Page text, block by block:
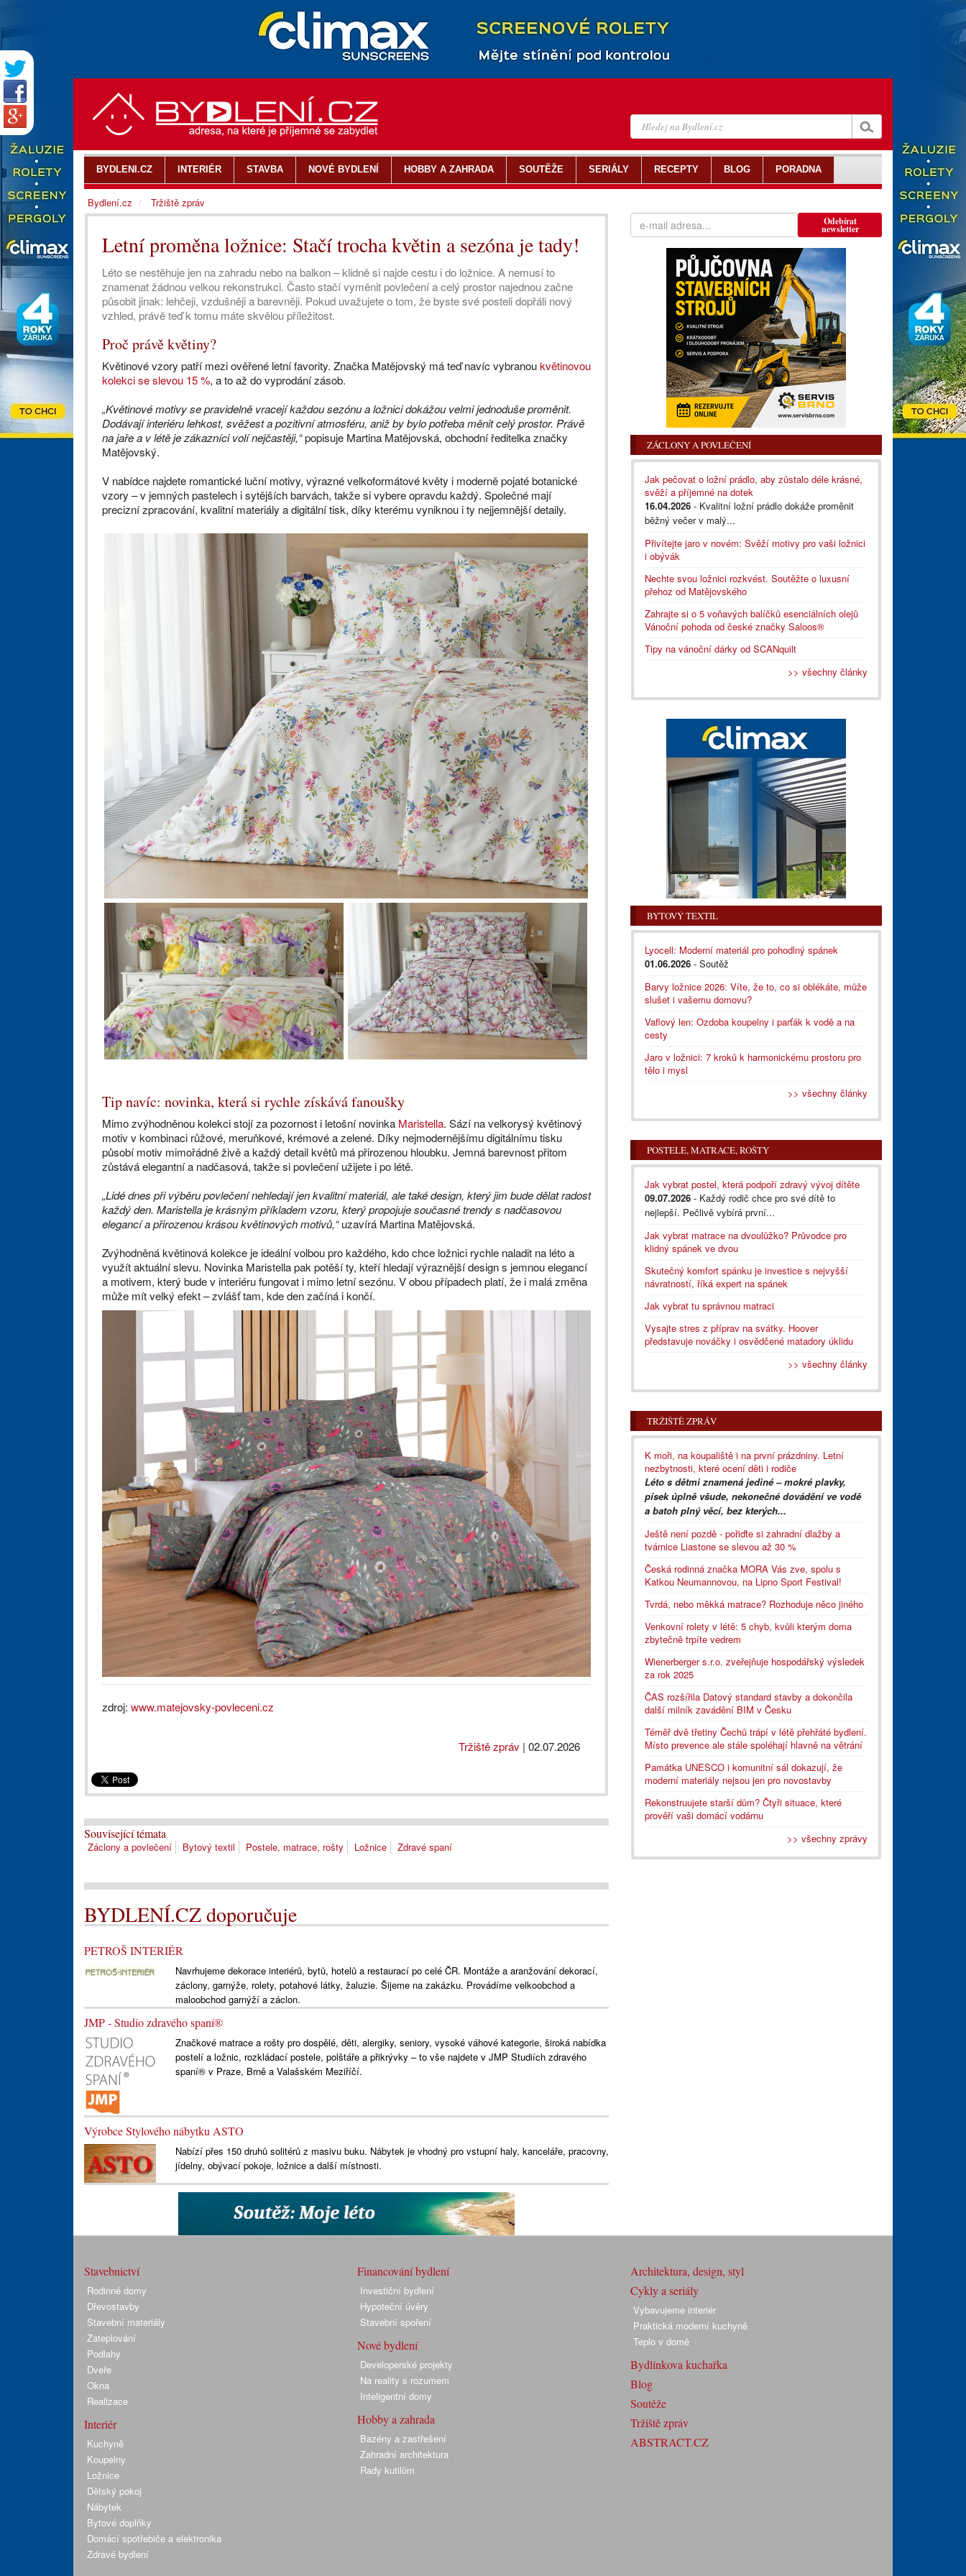
Letní proměna ložnice: Stačí trocha květin a sezóna je tady!
Léto se nestěhuje jen na zahradu nebo na balkon – klidně si najde cestu i do ložnice. A nemusí to
znamenat žádnou velkou rekonstrukci. Často stačí vyměnit povlečení a celý prostor najednou začne
působit jinak: lehčeji, vzdušněji a barevněji. Pokud uvažujete o tom, že byste své posteli dopřáli nový
vzhled, právě teď k tomu máte skvělou příležitost.
Proč právě květiny?
Květinové vzory patří mezi ověřené letní favority. Značka Matějovský má teď navíc vybranoukvětinovou
kolekci se slevou 15 %, a to až do vyprodání zásob.
„Květinové motivy se pravidelně vracejí každou sezónu a ložnici dokážou velmi jednoduše proměnit.
Dodávají interiéru lehkost, svěžest a pozitivní atmosféru, aniž by bylo potřeba měnit celý prostor. Právě
na jaře a v létě je zákazníci volí nejčastěji,“popisuje Martina Matějovská, obchodní ředitelka značky
Matějovský.
V nabídce najdete romantické luční motivy, výrazné velkoformátové květy i moderně pojaté botanické
vzory – v jemných pastelech i sytějších barvách, takže si vybere opravdu každý. Společné mají
precizní zpracování, kvalitní materiály a digitální tisk, díky kterému vyniknou i ty nejjemnější detaily.
Tip navíc: novinka, která si rychle získává fanoušky
Mimo zvýhodněnou kolekci stojí za pozornost i letošní novinka Maristella. Sází na velkorysý květinový
motiv v kombinaci růžové, meruňkové, krémové a zelené. Díky nejmodernějšímu digitálnímu tisku
působí motiv mimořádně živě a každý detail květů má přirozenou hloubku. Jemná barevnost přitom
zůstává elegantní a nadčasová, takže si povlečení užijete i po létě.
„Lidé dnes při výběru povlečení nehledají jen kvalitní materiál, ale také design, který jim bude dělat radost
každý den. Maristella je krásným příkladem vzoru, který propojuje současné trendy s nadčasovou
elegancí a přirozenou krásou květinových motivů,“uzavírá Martina Matějovská.
Zvýhodněná květinová kolekce je ideální volbou pro každého, kdo chce ložnici rychle naladit na léto a
využít aktuální slevu. Novinka Maristella pak potěší ty, kteří hledají výraznější design s jemnou elegancí
a motivem, který bude v interiéru fungovat i mimo letní sezónu. V obou případech platí, že i malá změna
může mít velký efekt – zvlášť tam, kde den začíná i končí.
zdroj: www.matejovsky-povleceni.cz
Tržiště zpráv | 02.07.2026
Související témata
Záclony a povlečení Bytový textil Postele, matrace, rošty Ložnice Zdravé spaní
BYDLENÍ.CZ doporučuje
PETROŠ INTERIÉR
Navrhujeme dekorace interiérů, bytů, hotelů a restaurací po celé ČR. Montáže a aranžování dekorací,
záclony, garnýže, rolety, potahové látky, žaluzie. Šijeme na zakázku. Provádíme velkoobchod a
maloobchod garnýží a záclon.
JMP - Studio zdravého spaní®
Značkové matrace a rošty pro dospělé, děti, alergiky, seniory, vysoké váhové kategorie, široká nabídka
postelí a ložnic, rozkládací postele, polštáře a přikrývky – to vše najdete v JMP Studiích zdravého
spaní® v Praze, Brně a Valašském Meziříčí.
Výrobce Stylového nábytku ASTO
Nabízí přes 150 druhů solitérů z masivu buku. Nábytek je vhodný pro vstupní haly, kanceláře, pracovny,
jídelny, obývací pokoje, ložnice a další místnosti.
Odebírat
newsletter
ZÁCLONY A POVLEČENÍ
Jak pečovat o ložní prádlo, aby zůstalo déle krásné,
svěží a příjemné na dotek
16.04.2026 - Kvalitní ložní prádlo dokáže proměnit
běžný večer v malý...
Přivítejte jaro v novém: Svěží motivy pro vaši ložnici
i obývák
Nechte svou ložnici rozkvést. Soutěžte o luxusní
přehoz od Matějovského
Zahrajte si o 5 voňavých balíčků esenciálních olejů
Vánoční pohoda od české značky Saloos®
Tipy na vánoční dárky od SCANquilt
>> všechny články
BYTOVÝ TEXTIL
Lyocell: Moderní materiál pro pohodlný spánek
01.06.2026 - Soutěž
Barvy ložnice 2026: Víte, že to, co si oblékáte, může
slušet i vašemu domovu?
Vaflový len: Ozdoba koupelny i parťák k vodě a na
cesty
Jaro v ložnici: 7 kroků k harmonickému prostoru pro
tělo i mysl
>> všechny články
POSTELE, MATRACE, ROŠTY
Jak vybrat postel, která podpoří zdravý vývoj dítěte
09.07.2026 - Každý rodič chce pro své dítě to
nejlepší. Pečlivě vybírá první...
Jak vybrat matrace na dvoulůžko? Průvodce pro
klidný spánek ve dvou
Skutečný komfort spánku je investice s nejvyšší
návratností, říká expert na spánek
Jak vybrat tu správnou matraci
Vysajte stres z příprav na svátky. Hoover
představuje nováčky i osvědčené matadory úklidu
>> všechny články
TRŽIŠTĚ ZPRÁV
K moři, na koupaliště i na první prázdniny. Letní
nezbytnosti, které ocení děti i rodiče
Léto s dětmi znamená jediné – mokré plavky,
písek úplně všude, nekonečné dovádění ve vodě
a batoh plný věcí, bez kterých...
Ještě není pozdě - pořiďte si zahradní dlažby a
tvárnice Liastone se slevou až 30 %
Česká rodinná značka MORA Vás zve, spolu s
Katkou Neumannovou, na Lipno Sport Festival!
Tvrdá, nebo měkká matrace? Rozhoduje něco jiného
Venkovní rolety v létě: 5 chyb, kvůli kterým doma
zbytečně trpíte vedrem
Wienerberger s.r.o. zveřejňuje hospodářský výsledek
za rok 2025
ČAS rozšířila Datový standard stavby a dokončila
další milník zavádění BIM v Česku
Téměř dvě třetiny Čechů trápí v létě přehřáté bydlení.
Místo prevence ale stále spoléhají hlavně na větrání
Památka UNESCO i komunitní sál dokazují, že
moderní materiály nejsou jen pro novostavby
Rekonstruujete starší dům? Čtyři situace, které
prověří vaši domácí vodárnu
>> všechny zprávy
BYDLENI.CZ INTERIÉR STAVBA NOVÉ BYDLENÍ HOBBY A ZAHRADA SOUTĚŽE SERIÁLY RECEPTY BLOG PORADNA
Bydlení.cz Tržiště zpráv
Stavebnictví
Rodinné domy
Dřevostavby
Stavební materiály
Zateplování
Podlahy
Dveře
Okna
Realizace
Interiér
Kuchyně
Koupelny
Ložnice
Dětský pokoj
Nábytek
Bytové doplňky
Domácí spotřebiče a elektronika
Zdravé bydlení
Financování bydlení
Investiční bydlení
Hypoteční úvěry
Stavební spoření
Nové bydlení
Developerské projekty
Na reality s rozumem
Inteligentní domy
Hobby a zahrada
Bazény a zastřešení
Zahradní architektura
Rady kutilům
Architektura, design, styl
Cykly a seriály
Vybavujeme interiér
Praktická moderní kuchyně
Teplo v domě
Bydlínkova kuchařka
Blog
Soutěže
Tržiště zpráv
ABSTRACT.CZ